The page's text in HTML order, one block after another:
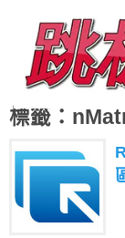
標籤：